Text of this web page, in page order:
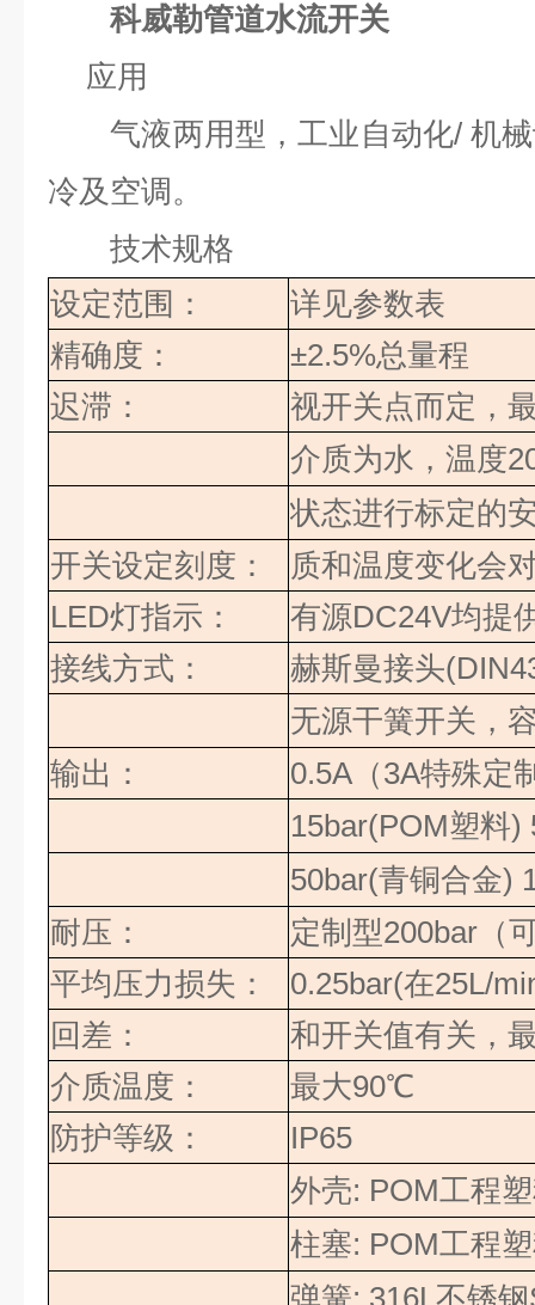
科威勒管道水流开关
应用
气液两用型，工业自动化/机
冷及空调。
技术规格
设定范围：
详见参数表
精确度：
±2.5%总量程
迟滞：
视开关点而定，
介质为水，温度
状态进行标定的
开关设定刻度：
质和温度变化会
LED灯指示： 有源DC24V均提
接线方式：
赫斯曼接头
无源干簧开关，
输出：
0.5A （3A特殊定
15bar(POM塑料)
50bar(青铜合金)
耐压：
定制型200bar （
平均压力损失：
0.25bar(在25L/
回差：
和开关值有关，
介质温度：
最大90℃
防护等级：
IP65
外壳: POM工程
柱塞: POM工程
弹簧: 316L 不锈钢